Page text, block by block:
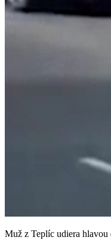
Muž z Teplíc udiera hlavou